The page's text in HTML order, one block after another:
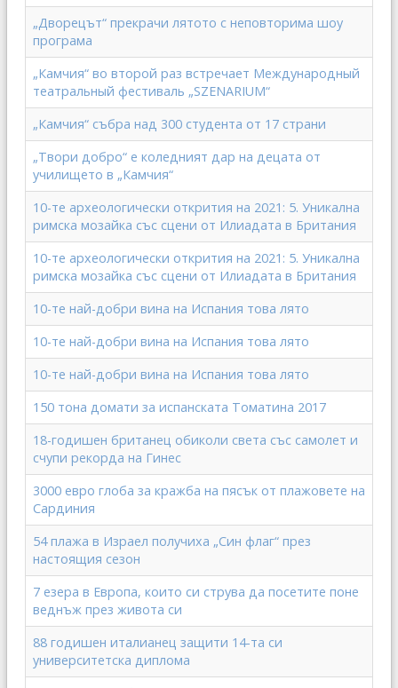
„Дворецът“ прекрачи лятото с неповторима шоу
програма
„Камчия“ во второй раз встречает Международный
театральный фестиваль „SZENARIUM“
„Камчия“ събра над 300 студента от 17 страни
„Твори добро“ е коледният дар на децата от
училището в „Камчия“
10-те археологически открития на 2021: 5. Уникална
римска мозайка със сцени от Илиадата в Британия
10-те археологически открития на 2021: 5. Уникална
римска мозайка със сцени от Илиадата в Британия
10-те най-добри вина на Испания това лято
10-те най-добри вина на Испания това лято
10-те най-добри вина на Испания това лято
150 тона домати за испанската Томатина 2017
18-годишен британец обиколи света със самолет и
счупи рекорда на Гинес
3000 евро глоба за кражба на пясък от плажовете на
Сардиния
54 плажа в Израел получиха „Син флаг“ през
настоящия сезон
7 езера в Европа, които си струва да посетите поне
веднъж през живота си
88 годишен италианец защити 14-та си
университетска диплома